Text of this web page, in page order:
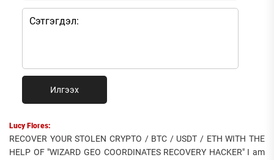
Илгээх
Lucy Flores:
RECOVER YOUR STOLEN CRYPTO / BTC / USDT / ETH WITH THE
HELP OF "WIZARD GEO COORDINATES RECOVERY HACKER" I am